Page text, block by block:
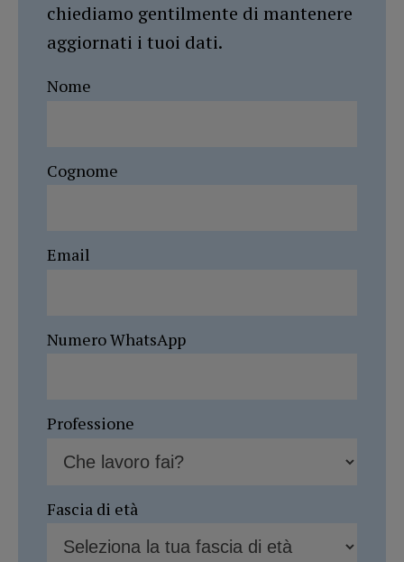
chiediamo gentilmente di mantenere
aggiornati i tuoi dati.
Nome
Cognome
Email
Numero WhatsApp
Professione
Fascia di età